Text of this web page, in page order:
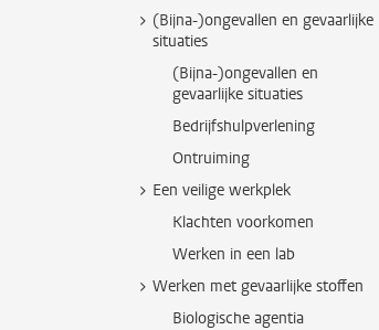
(Bijna-)ongevallen en gevaarlijke
situaties
(Bijna-)ongevallen en
gevaarlijke situaties
Bedrijfshulpverlening
Ontruiming
Een veilige werkplek
Klachten voorkomen
Werken in een lab
Werken met gevaarlijke stoffen
Biologische agentia